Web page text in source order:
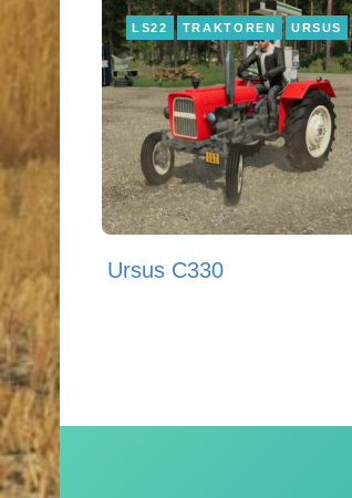
LS22 TRAKTOREN URSUS
Ursus C330